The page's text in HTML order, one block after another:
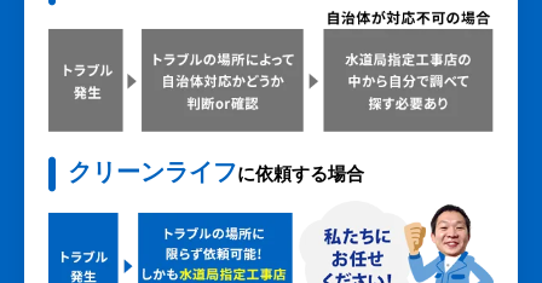
クリーンライフに依頼する場合